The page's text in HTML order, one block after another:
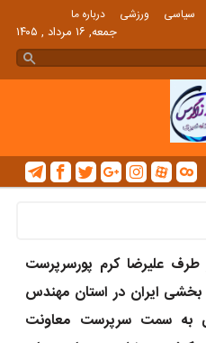
سیاسی ورزشی درباره ما
جمعه, ۱۶ مرداد , ۱۴۰۵
علیرضا کرم پورسرپرست
ایران در استان مهندس
به سمت سرپرست معاونت